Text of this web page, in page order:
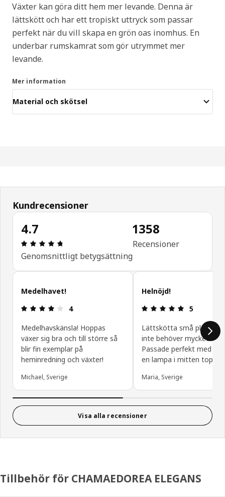
Växter kan göra ditt hem mer levande. Denna är
lättskött och har ett tropiskt uttryck som passar
perfekt när du vill skapa en grön oas inomhus. En
underbar rumskamrat som gör utrymmet mer
levande.
Mer information
Material och skötsel
Kundrecensioner
4.7
Recension: 4.7 / 5 stjärnor. Totalt antal
Genomsnittligt betygsättning
1358
Recensioner
Hoppa över kundrecensioner
Medelhavet!
Recension: 4 / 5 stjärnor.
4
Medelhavskänsla! Hoppas
växer sig bra och till större så
blir fin exemplar på
heminredning och växter!
Michael, Sverige
Helnöjd!
5
Lättskötta små plantor
inte behöver mycket
Passade perfekt med 2
en lampa i mitten
Maria, Sverige
Visa alla recensioner
Tillbehör för CHAMAEDOREA ELEGANS